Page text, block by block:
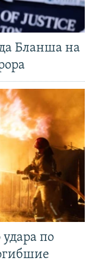
Бланша на
удара по